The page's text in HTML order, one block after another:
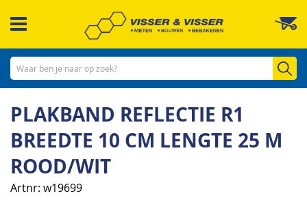
naar
inhoud
PLAKBAND REFLECTIE R1
BREEDTE 10 CM LENGTE 25 M
ROOD/WIT
Artnr w19699